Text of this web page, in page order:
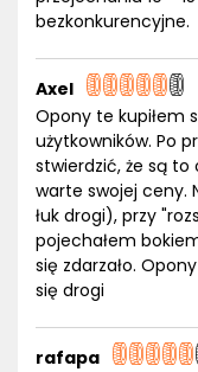
bezkonkurencyjne.
Axel
Opony te kupiłem
użytkowników. Po
stwierdzić, że są
warte swojej ceny.
łuk drogi), przy
pojechałem
się zdarzało.
się drogi
rafapa